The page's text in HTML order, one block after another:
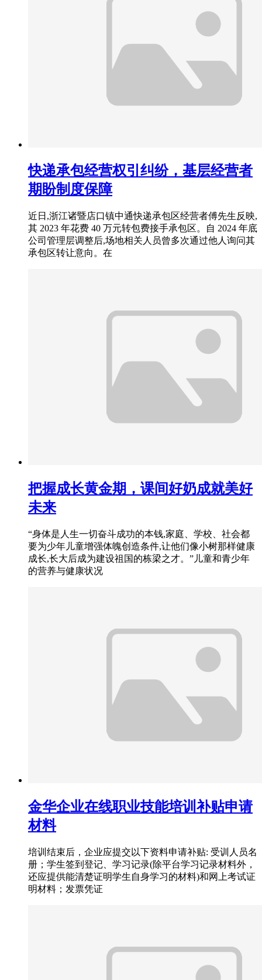
快递承包经营权引纠纷，基层经营者
期盼制度保障
近日,浙江诸暨店口镇中通快递承包区经营者傅先生反映,
其 2023 年花费 40 万元转包费接手承包区。自 2024 年底
公司管理层调整后,场地相关人员曾多次通过他人询问其
承包区转让意向。在
把握成长黄金期，课间好奶成就美好
未来
“身体是人生一切奋斗成功的本钱,家庭、学校、社会都
要为少年儿童增强体魄创造条件,让他们像小树那样健康
成长,长大后成为建设祖国的栋梁之才。”儿童和青少年
的营养与健康状况
金华企业在线职业技能培训补贴申请
材料
培训结束后，企业应提交以下资料申请补贴: 受训人员名
册；学生签到登记、学习记录(除平台学习记录材料外，
还应提供能清楚证明学生自身学习的材料)和网上考试证
明材料；发票凭证